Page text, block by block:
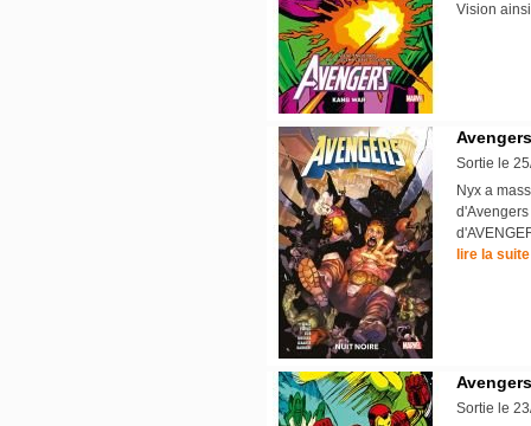
Vision
Sortie le
Nyx a
lire la suite
Sortie le